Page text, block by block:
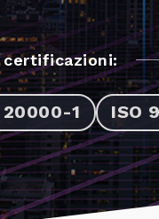
20000-1 ISO